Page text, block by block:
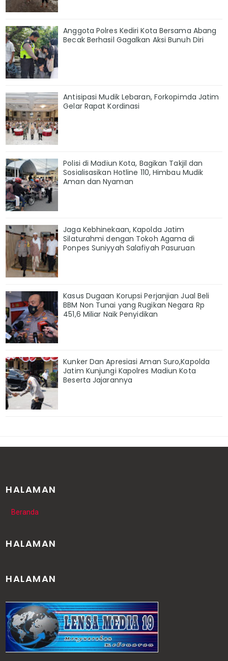
Anggota Polres Kediri Kota Bersama Abang
Becak Berhasil Gagalkan Aksi Bunuh Diri
Antisipasi Mudik Lebaran, Forkopimda Jatim
Gelar Rapat Kordinasi
Polisi di Madiun Kota, Bagikan Takjil dan
Sosialisasikan Hotline 110, Himbau Mudik
Aman dan Nyaman
Jaga Kebhinekaan, Kapolda Jatim
Silaturahmi dengan Tokoh Agama di
Ponpes Suniyyah Salafiyah Pasuruan
Kasus Dugaan Korupsi Perjanjian Jual Beli
BBM Non Tunai yang Rugikan Negara Rp
451,6 Miliar Naik Penyidikan
Kunker Dan Apresiasi Aman Suro,Kapolda
Jatim Kunjungi Kapolres Madiun Kota
Beserta Jajarannya
HALAMAN
Beranda
HALAMAN
HALAMAN